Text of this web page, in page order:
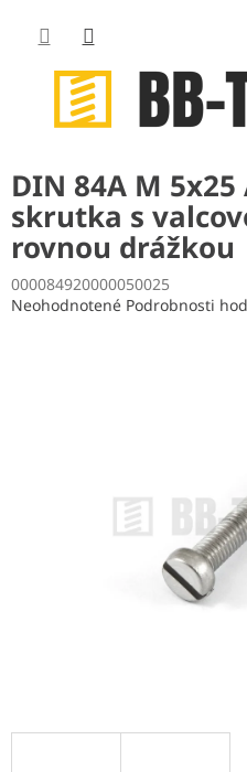
obsah
DIN 84A M
skrutka s
rovnou drážkou
000084920000050025
Priemerné
Neohodnotené Podrobnosti